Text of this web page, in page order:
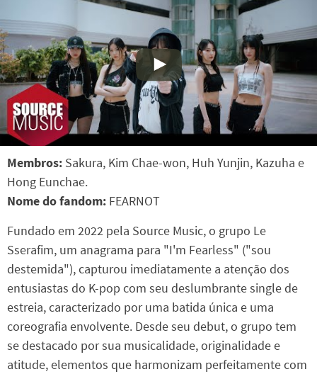
Membros: Sakura, Kim Chae-won, Huh Yunjin, Kazuha e
Hong Eunchae.
Nome do fandom: FEARNOT
Fundado em 2022 pela Source Music, o grupo Le
Sserafim, um anagrama para "I'm Fearless" ("sou
destemida"), capturou imediatamente a atenção dos
entusiastas do K-pop com seu deslumbrante single de
estreia, caracterizado por uma batida única e uma
coreografia envolvente. Desde seu debut, o grupo tem
se destacado por sua musicalidade, originalidade e
atitude, elementos que harmonizam perfeitamente com